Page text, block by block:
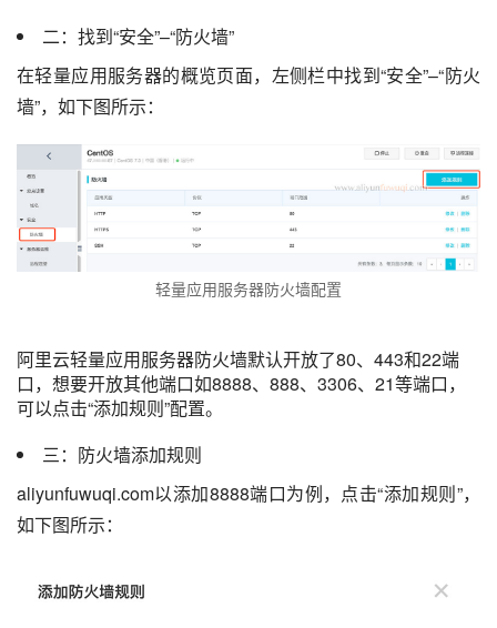
二：找到“安全”–“防火墙”
在轻量应用服务器的概览页面，左侧栏中找到“安全”–“防火
墙”，如下图所示：
轻量应用服务器防火墙配置
阿里云轻量应用服务器防火墙默认开放了80、443和22端
口，想要开放其他端口如8888、888、3306、21等端口，
可以点击“添加规则”配置。
三：防火墙添加规则
aliyunfuwuqi.com以添加8888端口为例，点击“添加规则”，
如下图所示：